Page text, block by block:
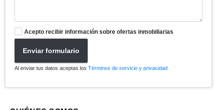
Acepto recibir información sobre ofertas inmobiliarias
Enviar formulario
Al enviar tus datos aceptas los Términos de servicio y privacidad